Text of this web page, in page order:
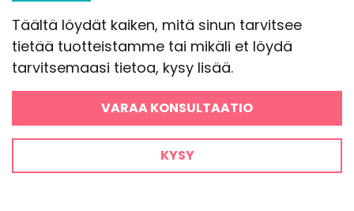
Täältä löydät kaiken, mitä sinun tarvitsee
tietää tuotteistamme tai mikäli et löydä
tarvitsemaasi tietoa, kysy lisää.
VARAA KONSULTAATIO
KYSY